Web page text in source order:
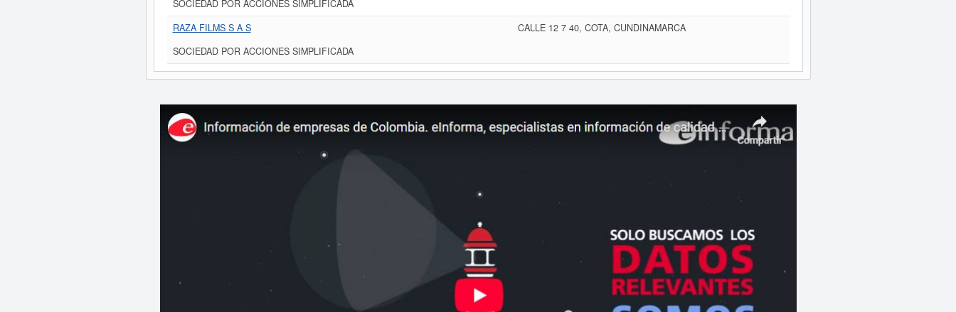
SOCIEDAD POR ACCIONES SIMPLIFICADA
RAZA FILMS S A S
CALLE 12 7 40, COTA, CUNDINAMARCA
SOCIEDAD POR ACCIONES SIMPLIFICADA